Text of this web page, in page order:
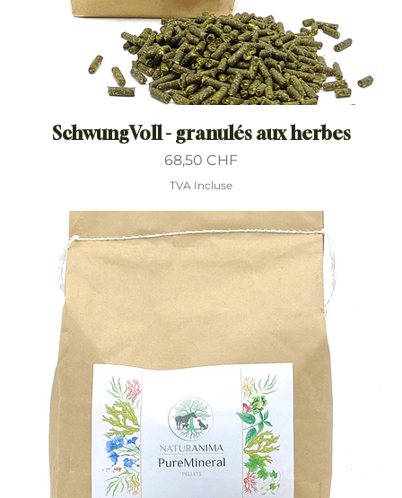
SchwungVoll - granulés aux herbes
Prix
68,50 CHF
TVA Incluse